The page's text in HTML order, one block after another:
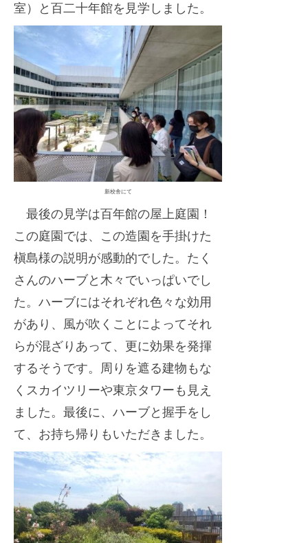
室）と百二十年館を見学しました。
新校舎にて
最後の見学は百年館の屋上庭園！
この庭園では、この造園を手掛けた
槇島様の説明が感動的でした。たく
さんのハーブと木々でいっぱいでし
た。ハーブにはそれぞれ色々な効用
があり、風が吹くことによってそれ
らが混ざりあって、更に効果を発揮
するそうです。周りを遮る建物もな
くスカイツリーや東京タワーも見え
ました。最後に、ハーブと握手をし
て、お持ち帰りもいただきました。